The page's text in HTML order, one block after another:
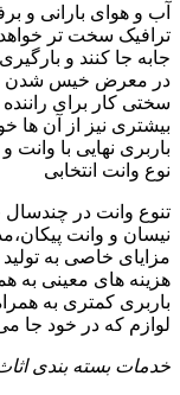
آب و هوای بارانی و
ترافیک سخت تر خواهد
جابه جا کنند و
در معرض خیس شدن
سختی کار برای
بیشتری نیز از آن ها
باربری نهایی با
نوع وانت انتخابی
تنوع وانت در
نیسان و وانت
مزایای خاصی به تولید
هزینه های معینی به
باربری کمتری به
لوازم که در خود جا
خدمات بسته بندی